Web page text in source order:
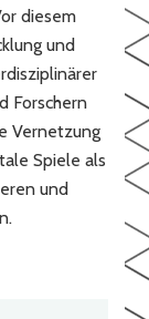
diesem
und
Forschern
Vernetzung
Spiele als
und